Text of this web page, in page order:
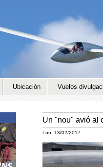
Un "nou" avió al
Lun, 13/02/2017
Ubicación Vuelos